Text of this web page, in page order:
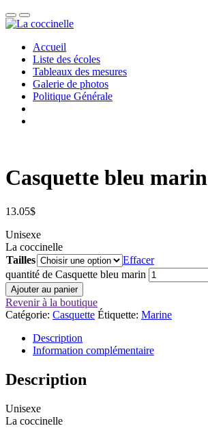
Accueil
Liste des écoles
Tableaux des mesures
Galerie de photos
Politique Générale
Casquette bleu marin
13.05$
Unisexe
La coccinelle
Tailles
Effacer
quantité de Casquette bleu marin
Ajouter au panier
Revenir à la boutique
Catégorie: Casquette Étiquette: Marine
Description
Information complémentaire
Description
Unisexe
La coccinelle